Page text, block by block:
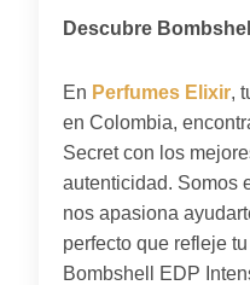
Descubre
En Perfumes Elixir,
en Colombia,
Secret con los
autenticidad. Somos
nos apasiona
perfecto que refleje
Bombshell EDP